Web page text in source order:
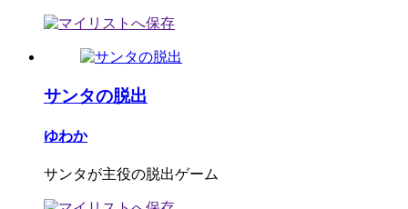
サンタの脱出
ゆわか
サンタが主役の脱出ゲーム